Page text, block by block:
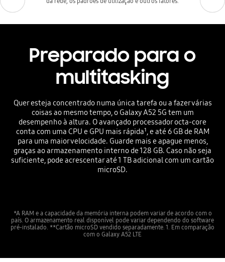
Preparado para o
multitasking
Quer esteja concentrado numa única tarefa ou a fazer várias
coisas ao mesmo tempo, o Galaxy A52 5G tem um
desempenho à altura. O avançado processador octa-core
conta com uma CPU e GPU mais rápida¹, e até 6 GB de RAM
para uma maior velocidade. Guarde mais e apague menos,
graças ao armazenamento interno de 128 GB. Caso não seja
suficiente, pode acrescentar até 1 TB adicional com um cartão
microSD.
*A RAM e a capacidade da memória interna podem variar de acordo com o
país. O armazenamento real disponível pode variar dependendo do software
pré-instalado. **Cartão microSD vendido separadamente. 1. Em comparação
com o Galaxy A52 LTE